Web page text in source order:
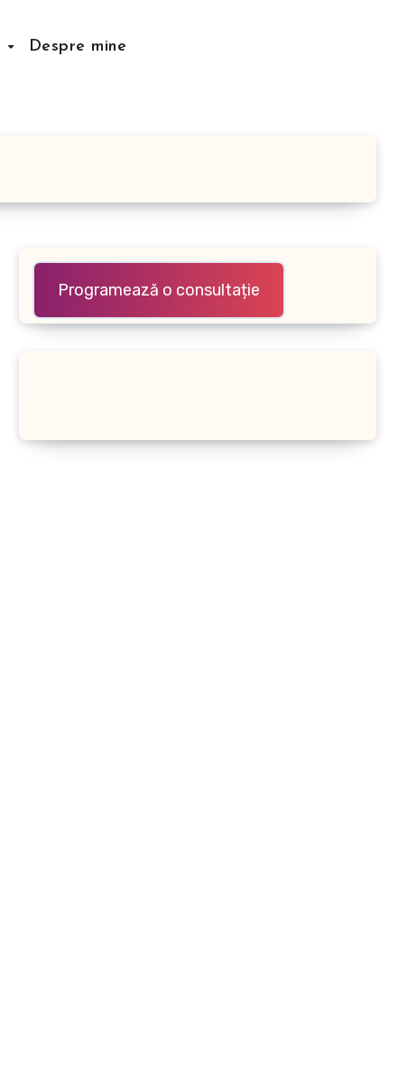
Despre mine
Programează o consultație